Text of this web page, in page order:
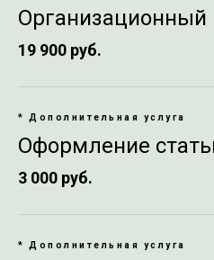
Организационный
19 900 руб.
* Дополнительная услуга
Оформление
3 000 руб.
* Дополнительная услуга